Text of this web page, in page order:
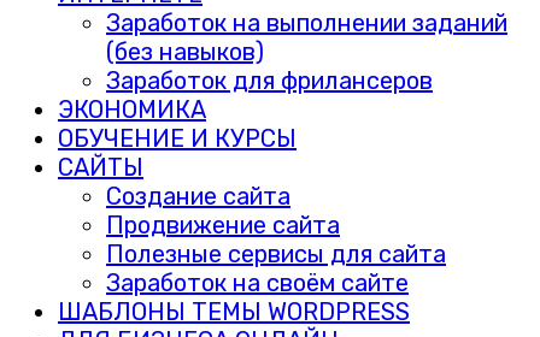
Заработок на выполнении заданий
(без навыков)
Заработок для фрилансеров
ЭКОНОМИКА
ОБУЧЕНИЕ И КУРСЫ
САЙТЫ
Создание сайта
Продвижение сайта
Полезные сервисы для сайта
Заработок на своём сайте
ШАБЛОНЫ ТЕМЫ WORDPRESS